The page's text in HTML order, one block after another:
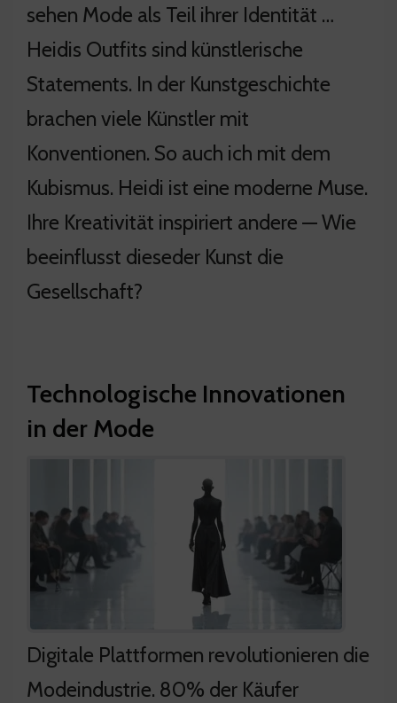
sehen Mode als Teil ihrer Identität …
Heidis Outfits sind künstlerische
Statements. In der Kunstgeschichte
brachen viele Künstler mit
Konventionen. So auch ich mit dem
Kubismus. Heidi ist eine moderne Muse.
Ihre Kreativität inspiriert andere — Wie
beeinflusst dieseder Kunst die
Gesellschaft?
Technologische Innovationen
in der Mode
Digitale Plattformen revolutionieren die
Modeindustrie. 80% der Käufer